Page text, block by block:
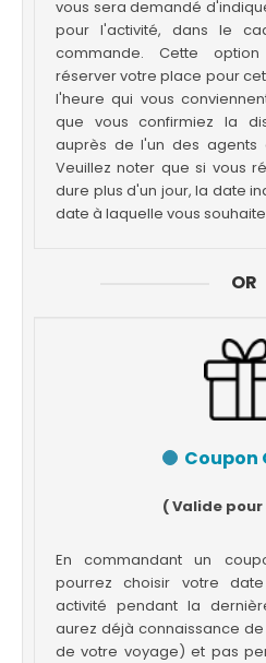
vous sera demandé
pour l'activité, dans le
commande. Cette
réserver votre place pour
l'heure qui vous
que vous confirmiez la
auprès de l'un des agents
Veuillez noter que si vous
dure plus d'un jour, la date
date à laquelle vous
OR
Coupon
( Valide pour
En commandant un
pourrez choisir votre
activité pendant la
aurez déjà connaissance
de votre voyage) et pas